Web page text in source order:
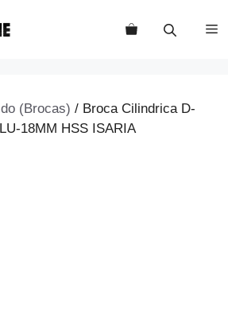
(Brocas) / Broca Cilindrica D-
18MM HSS ISARIA